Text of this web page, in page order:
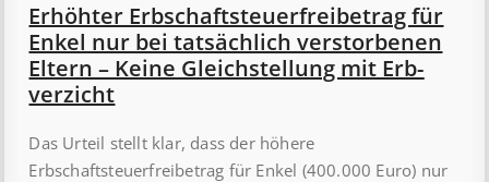
Erhöhter Erb­schaft­steuer­frei­be­trag für
Enkel nur bei tat­säch­lich ver­storb­en­en
Eltern – Keine Gleich­stell­ung mit Erb­
verzicht
Das Urteil stellt klar, dass der höhere
Erbschaftsteuerfreibetrag für Enkel (400.000 Euro) nur